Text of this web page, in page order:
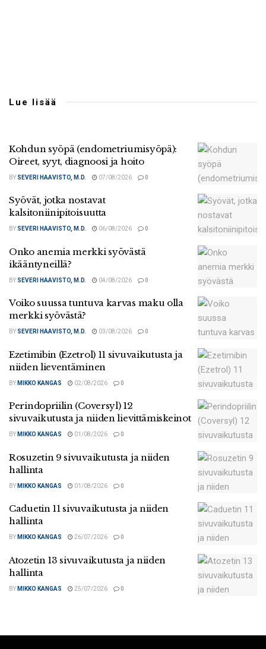
Lue lisää
Kohdun syöpä (endometriumisyöpä):
Oireet, syyt, diagnoosi ja hoito
BY SEVERI HAAVISTO, M.D. 07/08/2026 0
Syövät, jotka nostavat
kalsitoniinipitoisuutta
BY SEVERI HAAVISTO, M.D. 06/08/2026 0
Onko anemia merkki syövästä
ikääntyneillä?
BY SEVERI HAAVISTO, M.D. 04/08/2026 0
Voiko suussa tuntuva karvas maku olla
merkki syövästä?
BY SEVERI HAAVISTO, M.D. 03/08/2026 0
Ezetimibin (Ezetrol) 11 sivuvaikutusta ja
niiden lieventäminen
BY MIKKO KANGAS 02/08/2026 0
Perindopriilin (Coversyl) 12
sivuvaikutusta ja niiden lievittämiskeinot
BY MIKKO KANGAS 01/08/2026 0
Rosuzetin 9 sivuvaikutusta ja niiden
hallinta
BY MIKKO KANGAS 01/08/2026 0
Caduetin 11 sivuvaikutusta ja niiden
hallinta
BY MIKKO KANGAS 26/07/2026 0
Atozetin 13 sivuvaikutusta ja niiden
hallinta
BY MIKKO KANGAS 25/07/2026 0